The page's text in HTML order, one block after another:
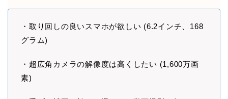
・取り回しの良いスマホが欲しい (6.2インチ、168
グラム)
・超広角カメラの解像度は高くしたい (1,600万画
素)